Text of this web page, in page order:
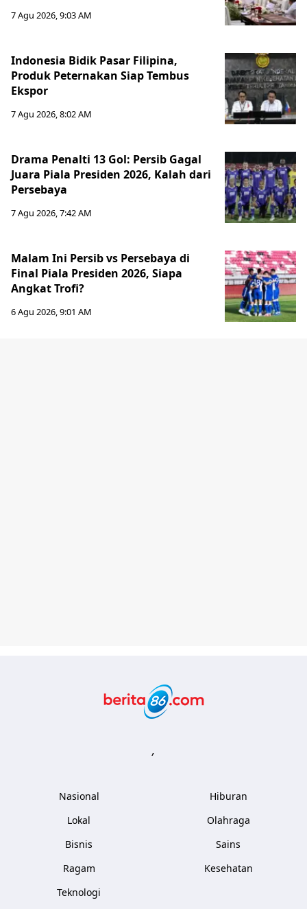
7 Agu 2026, 9:03 AM
Indonesia Bidik Pasar Filipina,
Produk Peternakan Siap Tembus
Ekspor
7 Agu 2026, 8:02 AM
Drama Penalti 13 Gol: Persib Gagal
Juara Piala Presiden 2026, Kalah dari
Persebaya
7 Agu 2026, 7:42 AM
Malam Ini Persib vs Persebaya di
Final Piala Presiden 2026, Siapa
Angkat Trofi?
6 Agu 2026, 9:01 AM
,
Nasional
Lokal
Bisnis
Ragam
Teknologi
Hiburan
Olahraga
Sains
Kesehatan